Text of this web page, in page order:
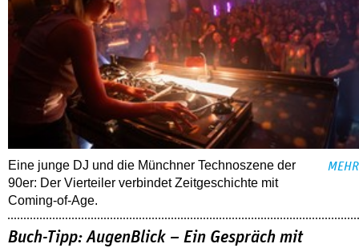
Eine junge DJ und die Münchner Technoszene der
90er: Der Vierteiler verbindet Zeitgeschichte mit
Coming-of-Age.
MEHR
Buch-Tipp: AugenBlick – Ein Gespräch mit